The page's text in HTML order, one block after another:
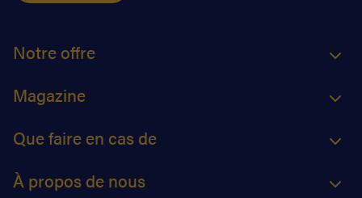
Notre offre
Magazine
Que faire en cas de
À propos de nous